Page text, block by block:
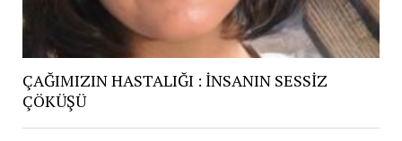
ÇAĞIMIZIN HASTALIĞI : İNSANIN SESSİZ
ÇÖKÜŞÜ